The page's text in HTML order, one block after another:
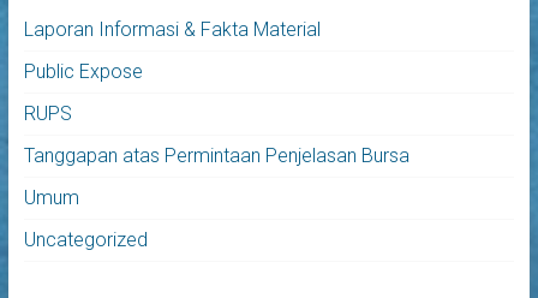
Laporan Informasi & Fakta Material
Public Expose
RUPS
Tanggapan atas Permintaan Penjelasan Bursa
Umum
Uncategorized